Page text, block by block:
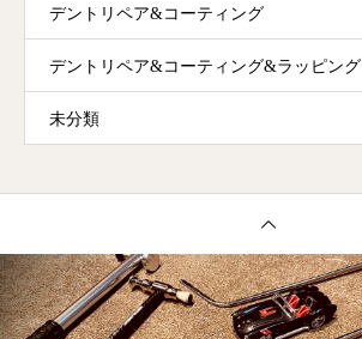
デントリペア&コーティング
デントリペア&コーティング&ラッピング
未分類